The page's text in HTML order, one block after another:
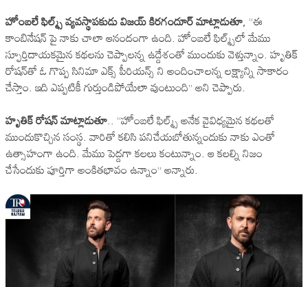
హోంబలే ఫిల్మ్స్ వ్యవస్థాపకుడు విజయ్ కిరగందూర్ మాట్లాడుతూ, “ఈ
కాంబినేషన్ పై నాకు చాలా ఆనందంగా ఉంది. హోంబలే ఫిల్మ్స్‌లో మేము
స్ఫూర్తిదాయకమైన కథలను చెప్పాలన్న ఉద్దేశంతో ముందుకు వెళ్తున్నాం. హృతిక్
రోషన్‌తో ఓ గొప్ప సినిమా ఎక్స్ పీరియన్స్ ని అందించాలన్న లక్ష్యాన్ని సాకారం
చేస్తాం. ఇది ఎప్పటికీ గుర్తుండిపోయేలా వుంటుంది” అని చెప్పారు.
హృతిక్ రోషన్ మాట్లాడుతూ.. “హోంబలే ఫిల్మ్స్ అనేక వైవిధ్యమైన కథలతో
ముందుకొచ్చిన సంస్థ. వారితో కలిసి పనిచేయబోతున్నందుకు నాకు ఎంతో
ఉత్సాహంగా ఉంది. మేము పెద్దగా కలలు కంటున్నాం. ఆ కలల్ని నిజం
చేసేందుకు పూర్తిగా అంకితభావం ఉన్నాం” అన్నారు.